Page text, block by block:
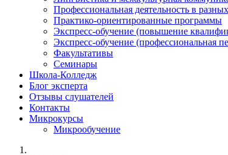
Профессиональная деятельность в
Практико-ориентированные программы
Экспресс-обучение (повышение
Экспресс-обучение (профессиональная
Факультативы
Семинары
Школа-Колледж
Блог эксперта
Отзывы слушателей
Контакты
Микрокурсы
Микрообучение